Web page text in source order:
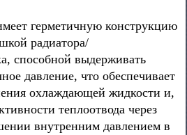
герметичную конструкцию
радиатора/
способной выдерживать
давление, что обеспечивает
охлаждающей жидкости и,
теплоотвода через
внутренним давлением в